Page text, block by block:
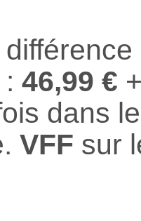
:46,99 €
dans
VFF sur